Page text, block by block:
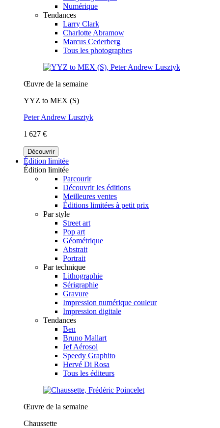
Numérique
Tendances
Larry Clark
Charlotte Abramow
Marcus Cederberg
Tous les photographes
Œuvre de la semaine
YYZ to MEX (S)
Peter Andrew Lusztyk
1 627 €
Découvrir
Édition limitée
Édition limitée
Parcourir
Découvrir les éditions
Meilleures ventes
Éditions limitées à petit prix
Par style
Street art
Pop art
Géométrique
Abstrait
Portrait
Par technique
Lithographie
Sérigraphie
Gravure
Impression numérique couleur
Impression digitale
Tendances
Ben
Bruno Mallart
Jef Aérosol
Speedy Graphito
Hervé Di Rosa
Tous les éditeurs
Œuvre de la semaine
Chaussette